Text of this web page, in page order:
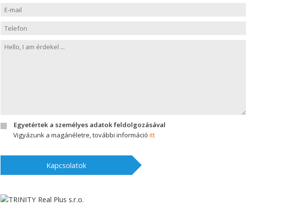
Egyetértek a személyes adatok feldolgozásával
Vigyázunk a magánéletre, további információ itt
Kapcsolatok